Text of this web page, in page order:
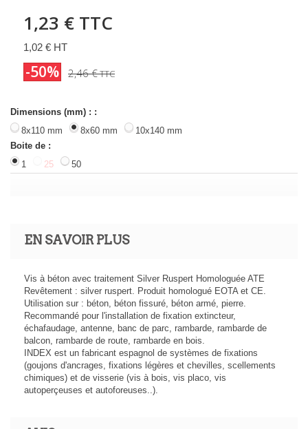
1,23 € TTC
1,02 € HT
-50% 2,46 €TTC
Dimensions (mm) : :
8x110 mm
8x60 mm
10x140 mm
Boite de :
1
25 50
EN SAVOIR PLUS
Vis à béton avec traitement Silver Ruspert Homologuée ATE
Revêtement : silver ruspert. Produit homologué EOTA et CE.
Utilisation sur : béton, béton fissuré, béton armé, pierre.
Recommandé pour l'installation de fixation extincteur,
échafaudage, antenne, banc de parc, rambarde, rambarde de
balcon, rambarde de route, rambarde en bois.
INDEX est un fabricant espagnol de systèmes de fixations
(goujons d'ancrages, fixations légères et chevilles, scellements
chimiques) et de visserie (vis à bois, vis placo, vis
autoperçeuses et autoforeuses..).